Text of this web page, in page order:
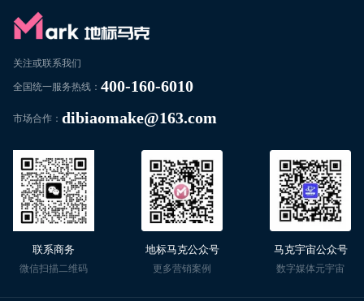
关注或联系我们
全国统一服务热线： 400-160-6010
市场合作： dibiaomake@163.com
联系商务
微信扫描二维码
地标马克公众号
更多营销案例
马克宇宙公众号
数字媒体元宇宙